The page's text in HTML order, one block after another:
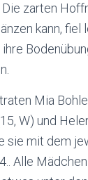
zarten
kann,
Mia
W) und
sie mit dem
Alle